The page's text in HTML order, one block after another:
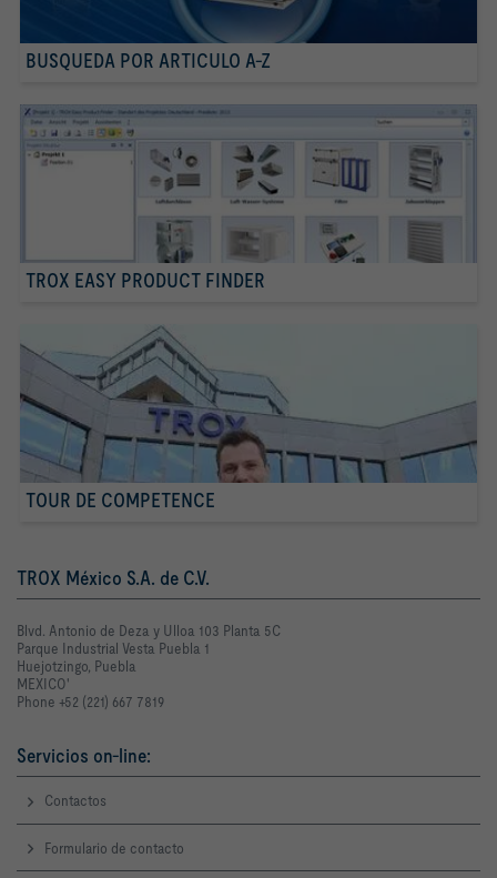
BUSQUEDA POR ARTICULO A-Z
TROX EASY PRODUCT FINDER
TOUR DE COMPETENCE
TROX México S.A. de C.V.
Blvd. Antonio de Deza y Ulloa 103 Planta 5C
Parque Industrial Vesta Puebla 1
Huejotzingo, Puebla
MEXICO'
Phone +52 (221) 667 7819
Servicios on-line:
Contactos
Formulario de contacto